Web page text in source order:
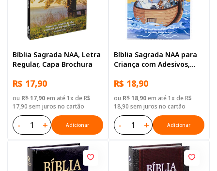
Bíblia Sagrada NAA, Letra
Regular, Capa Brochura
R$ 17,90
ou R$ 17,90em até 1x de R$
17,90 sem juros no cartão
- + Adicionar
Bíblia Sagrada NAA para
Criança com Adesivos,
Brochura Ilustrada:
Terracota
R$ 18,90
ou R$ 18,90em até 1x de R$
18,90 sem juros no cartão
- + Adicionar